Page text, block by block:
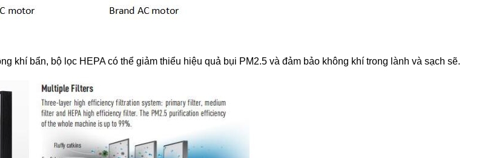
khí bẩn, bộ lọc HEPA có thể giảm thiểu hiệu quả bụi PM2.5 và đảm bảo không khí trong lành và sạch sẽ.